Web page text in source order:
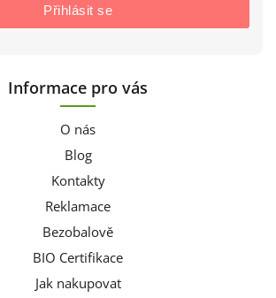
Přihlásit se
Informace pro vás
O nás
Blog
Kontakty
Reklamace
Bezobalově
BIO Certifikace
Jak nakupovat